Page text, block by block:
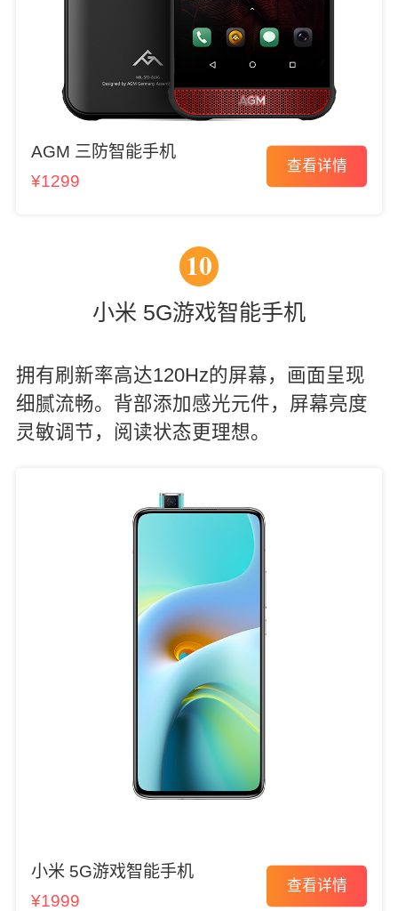
AGM 三防智能手机
¥1299
查看详情
10
小米 5G游戏智能手机
拥有刷新率高达120Hz的屏幕，画面呈现
细腻流畅。背部添加感光元件，屏幕亮度
灵敏调节，阅读状态更理想。
小米 5G游戏智能手机
¥1999
查看详情